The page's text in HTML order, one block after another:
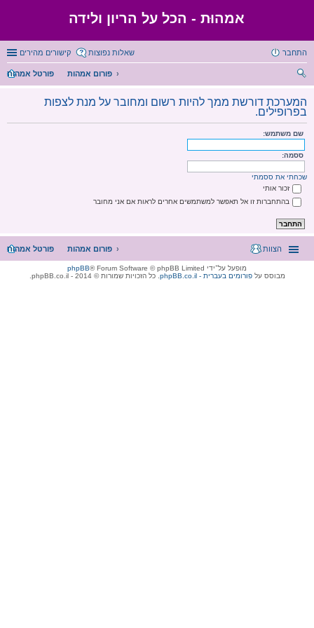
אמהוּת - הכל על הריון ולידה
קישורים מהירים שאלות נפוצות התחבר
פורטל אמהות
פורום אמהות
ש
המערכת דורשת ממך להיות רשום ומחובר על מנת לצפות
בפרופילים.
שם משתמש:
ססמה:
שכחתי את ססמתי
זכור אותי
בהתחברות זו אל תאפשר למשתמשים אחרים לראות אם אני מחובר
פורטל אמהות פורום אמהות הצוות
מופעל על־ידי phpBB® Forum Software © phpBB Limited
מבוסס עלphpBB.co.il - פורומים בעברית . כל הזכויות שמורות © 2014 - phpBB.co.il.